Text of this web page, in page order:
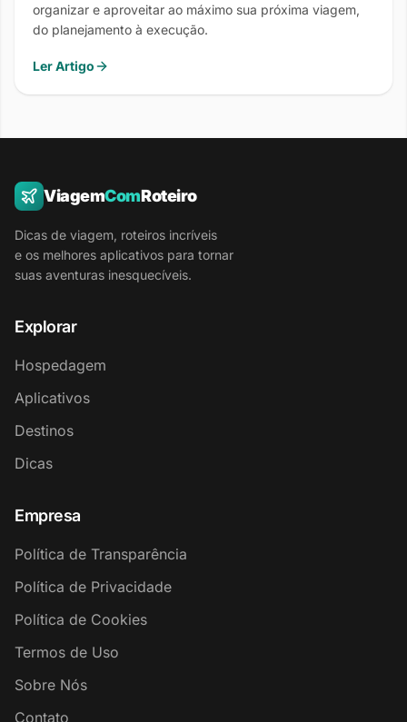
organizar e aproveitar ao máximo sua próxima viagem,
do planejamento à execução.
Ler Artigo
ViagemComRoteiro
Dicas de viagem, roteiros incríveis
e os melhores aplicativos para tornar
suas aventuras inesquecíveis.
Explorar
Hospedagem
Aplicativos
Destinos
Dicas
Empresa
Política de Transparência
Política de Privacidade
Política de Cookies
Termos de Uso
Sobre Nós
Contato